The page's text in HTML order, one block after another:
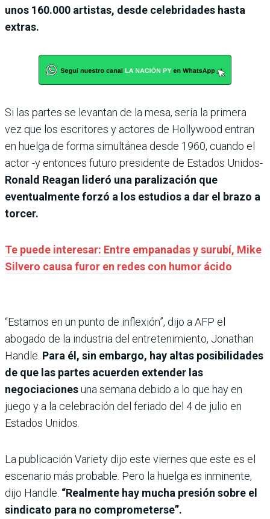
unos 160.000 artistas, desde celebridades hasta
extras.
Si las partes se levantan de la mesa, sería la primera
vez que los escritores y actores de Hollywood entran
en huelga de forma simultánea desde 1960, cuando el
actor -y entonces futuro presidente de Estados Unidos-
Ronald Reagan lideró una paralización que
eventualmente forzó a los estudios a dar el brazo a
torcer.
Te puede interesar: Entre empanadas y surubí, Mike
Silvero causa furor en redes con humor ácido
“Estamos en un punto de inflexión”, dijo a AFP el
abogado de la industria del entretenimiento, Jonathan
Handle. Para él, sin embargo, hay altas posibilidades
de que las partes acuerden extender las
negociacionesuna semana debido a lo que hay en
juego y a la celebración del feriado del 4 de julio en
Estados Unidos.
La publicación Variety dijo este viernes que este es el
escenario más probable. Pero la huelga es inminente,
dijo Handle. “Realmente hay mucha presión sobre el
sindicato para no comprometerse”.